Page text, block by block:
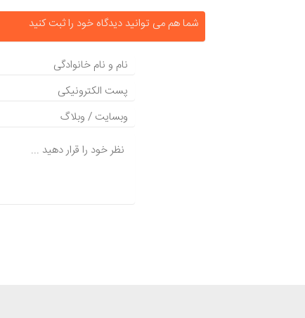
شما هم می توانید دیدگاه خود را ثبت کنید